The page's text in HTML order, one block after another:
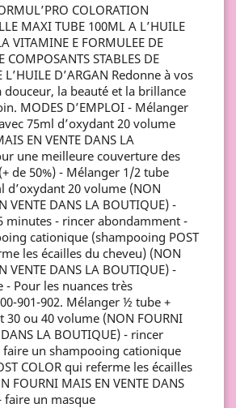
COLORATION
MAXI TUBE 100ML A L’HUILE
VITAMINE E FORMULEE DE
COMPOSANTS STABLES DE
L’HUILE D’ARGAN Redonne à vos
douceur, la beauté et la brillance
MODES D’EMPLOI - Mélanger
75ml d’oxydant 20 volume
EN VENTE DANS LA
une meilleure couverture des
de 50%) - Mélanger 1/2 tube
d’oxydant 20 volume (NON
VENTE DANS LA BOUTIQUE) -
minutes - rincer abondamment -
cationique (shampooing POST
les écailles du cheveu) (NON
VENTE DANS LA BOUTIQUE) -
- Pour les nuances très
901-902. Mélanger ½ tube +
30 ou 40 volume (NON FOURNI
DANS LA BOUTIQUE) - rincer
un shampooing cationique
COLOR qui referme les écailles
FOURNI MAIS EN VENTE DANS
faire un masque